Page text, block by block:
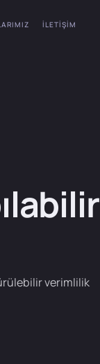
İLETIŞIM
verimlilik